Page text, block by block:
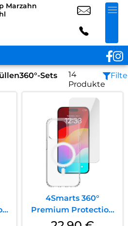
Marzahn
360°-Sets
14
Produkte
4Smarts 360°
Premium Protection
Set iPhone 15 Plus